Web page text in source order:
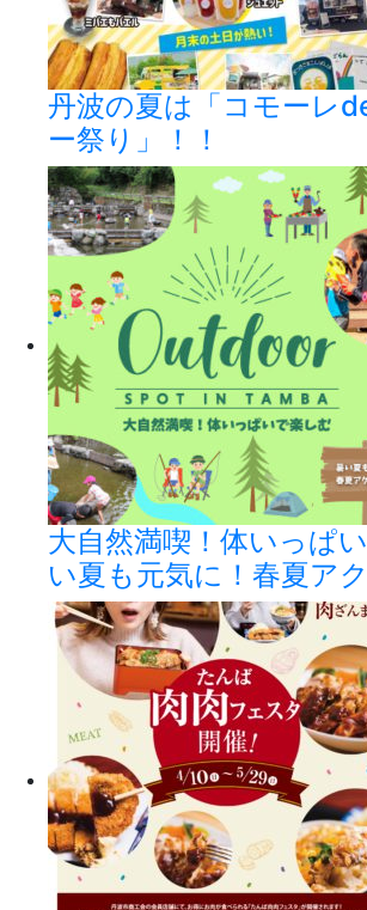
丹波の夏は「コモーレ
ー祭り」！！
大自然満喫！体いっぱ
い夏も元気に！春夏ア